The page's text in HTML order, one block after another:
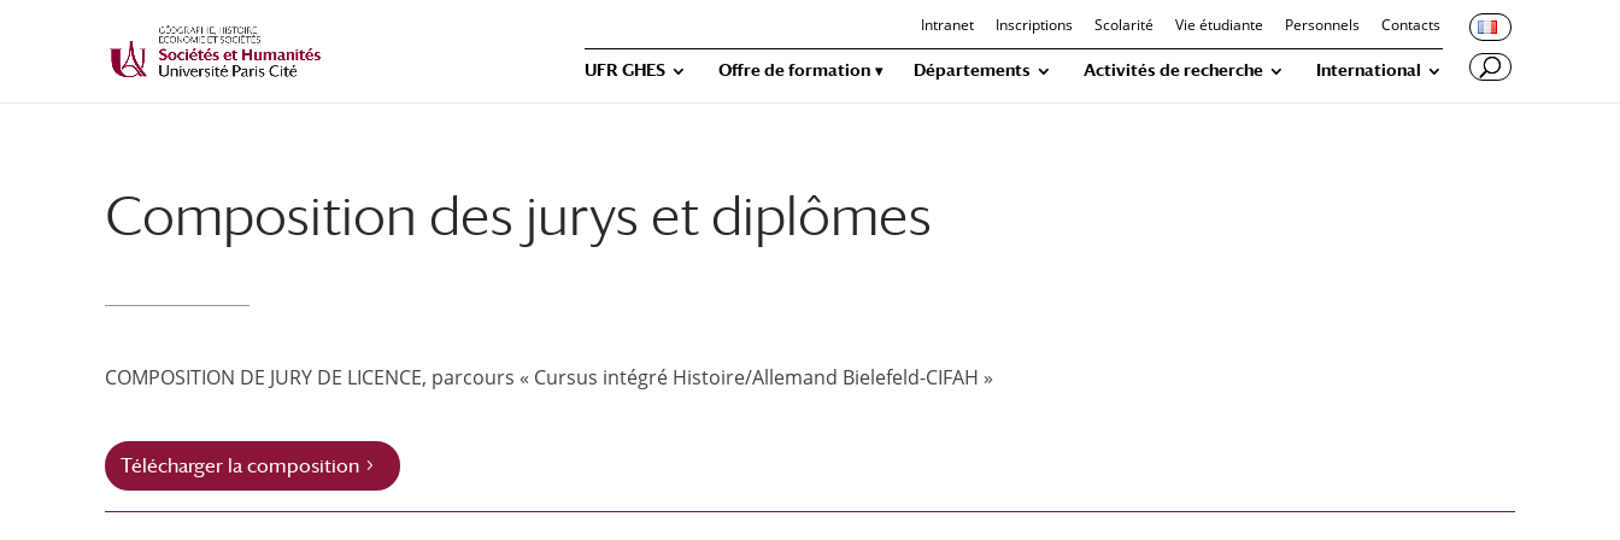
Intranet Inscriptions Scolarité Vie étudiante Personnels Contacts
UFR GHES Offre de formation Départements Activités de recherche International
Composition des jurys et diplômes
COMPOSITION DE JURY DE LICENCE, parcours « Cursus intégré Histoire/Allemand Bielefeld-CIFAH »
Télécharger la composition